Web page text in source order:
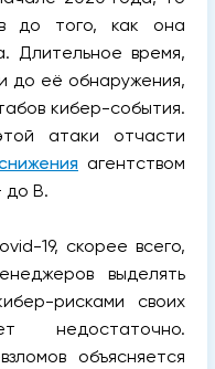
до того, как она
Длительное время,
до её обнаружения,
кибер-события.
атаки отчасти
агентством
до B.
19, скорее всего,
выделять
рисками своих
недостаточно.
объясняется